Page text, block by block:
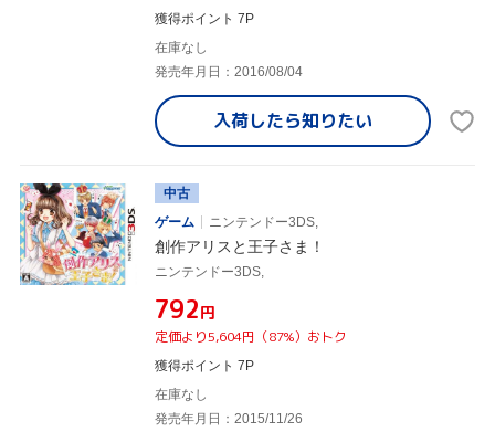
獲得ポイント 7P
在庫なし
発売年月日：2016/08/04
入荷したら知りたい
中古
ゲーム
ニンテンドー3DS,
創作アリスと王子さま！
ニンテンドー3DS,
¥792円
定価より5,604円（87%）おトク
獲得ポイント 7P
在庫なし
発売年月日：2015/11/26